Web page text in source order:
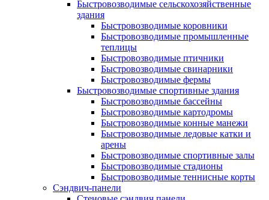
Быстровозводимые сельскохозяйственные
здания
Быстровозводимые коровники
Быстровозводимые промышленные
теплицы
Быстровозводимые птичники
Быстровозводимые свинарники
Быстровозводимые фермы
Быстровозводимые спортивные здания
Быстровозводимые бассейны
Быстровозводимые картодромы
Быстровозводимые конные манежи
Быстровозводимые ледовые катки и
арены
Быстровозводимые спортивные залы
Быстровозводимые стадионы
Быстровозводимые теннисные корты
Сэндвич-панели